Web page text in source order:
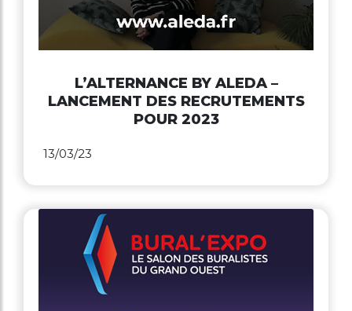
L’ALTERNANCE BY ALEDA –
LANCEMENT DES RECRUTEMENTS
POUR 2023
13/03/23